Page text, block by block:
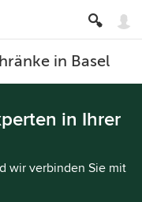
in Basel
in Ihrer
wir verbinden Sie mit